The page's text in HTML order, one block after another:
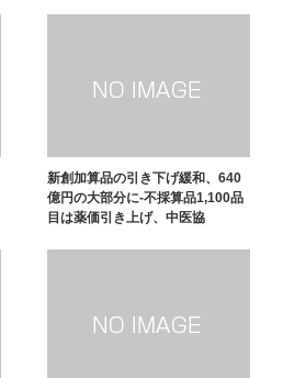
新創加算品の引き下げ緩和、640
億円の大部分に-不採算品1,100品
目は薬価引き上げ、中医協